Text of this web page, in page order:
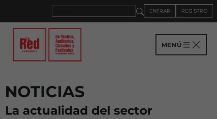
ENTRAR REGISTRO
MENÚ
NOTICIAS
La actualidad del sector